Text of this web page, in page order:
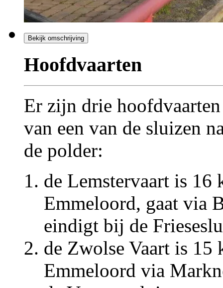
Bekijk omschrijving
Hoofdvaarten
Er zijn drie
van een van de sluizen
de polder:
de Lemstervaart is
Emmeloord, gaat via
eindigt bij de
de Zwolse Vaart is
Emmeloord via